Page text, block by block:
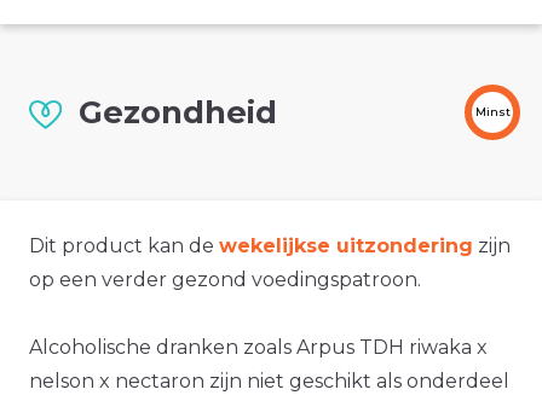
Gezondheid Minst
Dit product kan de wekelijkse uitzondering zijn
op een verder gezond voedingspatroon.
Alcoholische dranken zoals Arpus TDH riwaka x
nelson x nectaron zijn niet geschikt als onderdeel